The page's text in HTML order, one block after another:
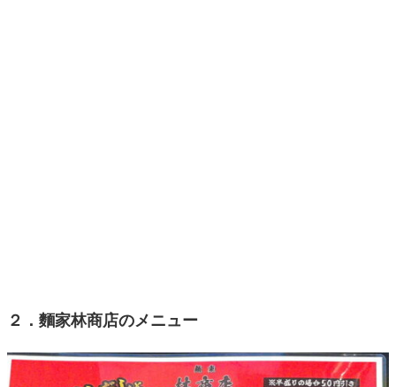
２．麵家林商店のメニュー